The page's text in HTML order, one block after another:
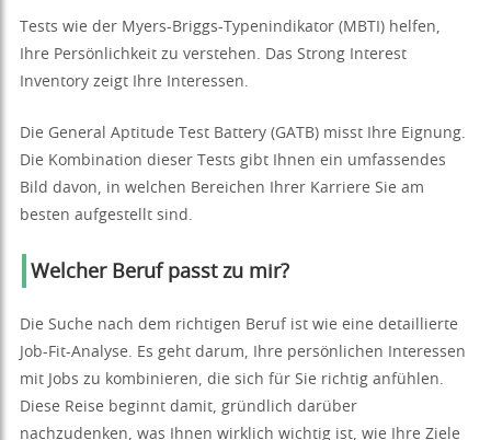
Tests wie der Myers-Briggs-Typenindikator (MBTI) helfen,
Ihre Persönlichkeit zu verstehen. Das Strong Interest
Inventory zeigt Ihre Interessen.
Die General Aptitude Test Battery (GATB) misst Ihre Eignung.
Die Kombination dieser Tests gibt Ihnen ein umfassendes
Bild davon, in welchen Bereichen Ihrer Karriere Sie am
besten aufgestellt sind.
Welcher Beruf passt zu mir?
Die Suche nach dem richtigen Beruf ist wie eine detaillierte
Job-Fit-Analyse. Es geht darum, Ihre persönlichen Interessen
mit Jobs zu kombinieren, die sich für Sie richtig anfühlen.
Diese Reise beginnt damit, gründlich darüber
nachzudenken, was Ihnen wirklich wichtig ist, wie Ihre Ziele